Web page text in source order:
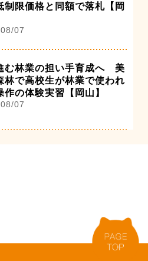
制限価格と同額で落札【岡
07
む林業の担い手育成へ 美
林で高校生が林業で使われ
作の体験実習【岡山】
07